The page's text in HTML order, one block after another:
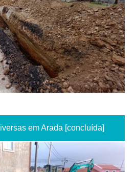
em Arada [concluída]